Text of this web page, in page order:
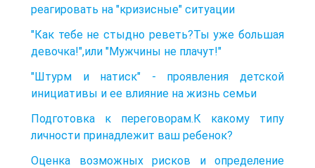
реагировать на "кризисные" ситуации
"Как тебе не стыдно реветь?Ты уже большая
девочка!",или "Мужчины не плачут!"
"Штурм и натиск" - проявления детской
инициативы и ее влияние на жизнь семьи
Подготовка к переговорам.К какому типу
личности принадлежит ваш ребенок?
Оценка возможных рисков и определение